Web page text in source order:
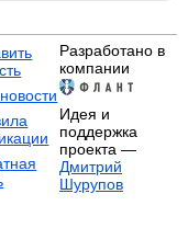
Разработано в
компании
Идея и
поддержка
проекта —
Дмитрий
Шурупов